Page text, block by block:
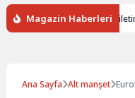
Magazin Haberleri
Gençlere Tren Biletinde
Ana Sayfa Alt manşet